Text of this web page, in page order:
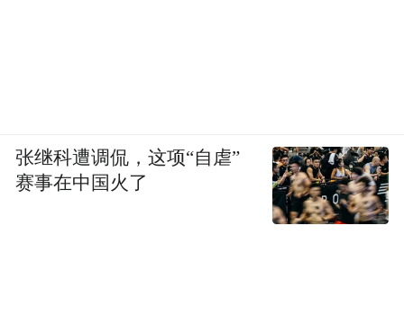
张继科遭调侃，这项“自虐”
赛事在中国火了